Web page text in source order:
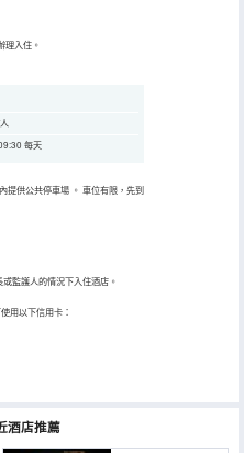
理入住。
每天
提供公共停車場 。 車位有限，先到
監護人的情況下入住酒店。
用以下信用卡：
酒店推薦